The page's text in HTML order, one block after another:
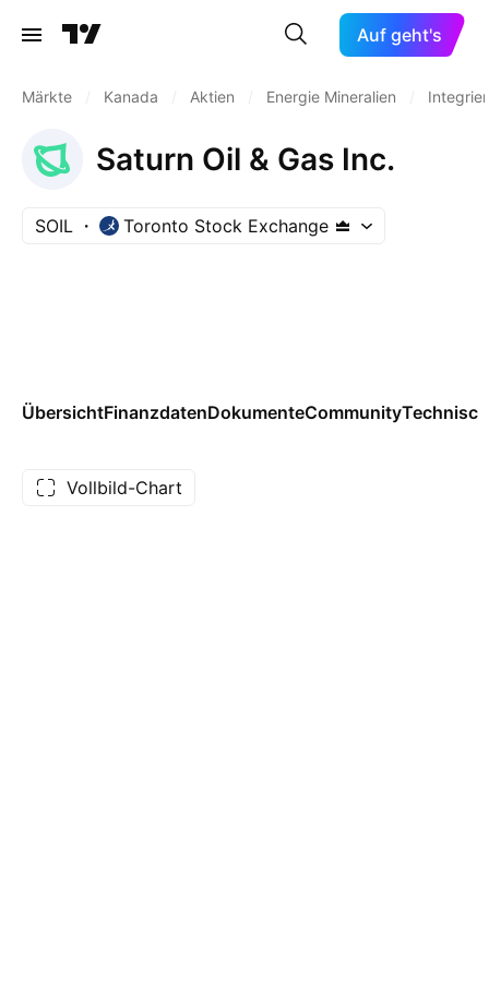
Auf geht's
Märkte Kanada Aktien Energie Mineralien
Saturn Oil & Gas Inc.
SOIL Toronto Stock Exchange
ÜbersichtFinanzdatenDokumenteCommunity
Vollbild-Chart